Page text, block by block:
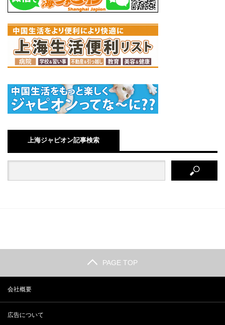
上海ジャピオン記事検索
PAGE TOP
会社概要
広告について